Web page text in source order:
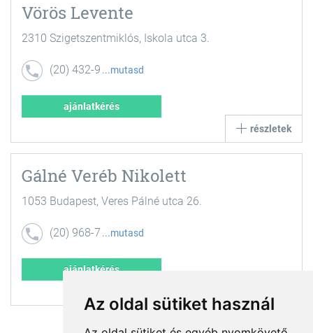
Az oldal sütiket használ
Vörös Levente
2310 Szigetszentmiklós, Iskola utca 3.
(20) 432-9
mutasd
ajánlatkérés
részletek
Gálné Veréb Nikolett
1053 Budapest, Veres Pálné utca 26.
(20) 968-7
mutasd
ajánlatkérés